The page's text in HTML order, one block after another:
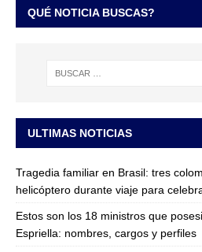
QUÉ NOTICIA BUSCAS?
ULTIMAS NOTICIAS
Tragedia familiar en Brasil: tres
helicóptero durante viaje para
Estos son los 18 ministros que
Espriella: nombres, cargos y perfiles